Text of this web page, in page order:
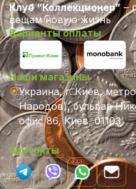
Клуб “Коллекционер” –
вещам новую жизнь
Варианты оплаты
Наши магазины
Украина, г. Киев,
Народов), бульвар
офис 86, Киев, 01103
Контакты